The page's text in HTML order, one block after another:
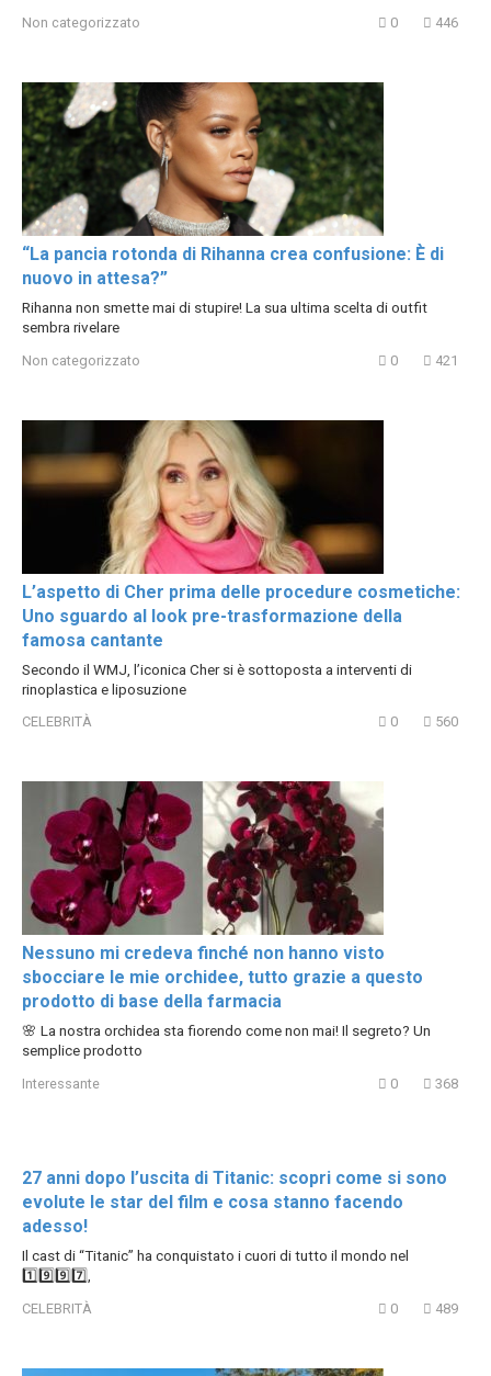
Non categorizzato 0 446
“La pancia rotonda di Rihanna crea confusione: È di
nuovo in attesa?”
Rihanna non smette mai di stupire! La sua ultima scelta di outfit
sembra rivelare
Non categorizzato 0 421
L’aspetto di Cher prima delle procedure cosmetiche:
Uno sguardo al look pre-trasformazione della
famosa cantante
Secondo il WMJ, l’iconica Cher si è sottoposta a interventi di
rinoplastica e liposuzione
CELEBRITÀ 0 560
Nessuno mi credeva finché non hanno visto
sbocciare le mie orchidee, tutto grazie a questo
prodotto di base della farmacia
🌸 La nostra orchidea sta fiorendo come non mai! Il segreto? Un
semplice prodotto
Interessante 0 368
27 anni dopo l’uscita di Titanic: scopri come si sono
evolute le star del film e cosa stanno facendo
adesso!
Il cast di “Titanic” ha conquistato i cuori di tutto il mondo nel
1️⃣9️⃣9️⃣7️⃣,
CELEBRITÀ 0 489